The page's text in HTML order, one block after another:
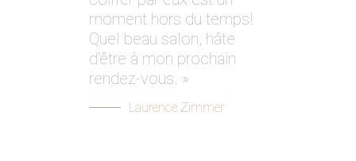
moment hors du temps!
Quel beau salon, hâte
d’être à mon prochain
rendez-vous. »
Laurence Zimmer